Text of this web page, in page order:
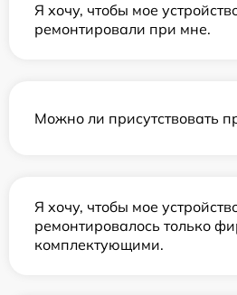
Я хочу, чтобы мое
ремонтировали при мне.
Можно ли присутствовать
Я хочу, чтобы мое
ремонтировалось только
комплектующими.